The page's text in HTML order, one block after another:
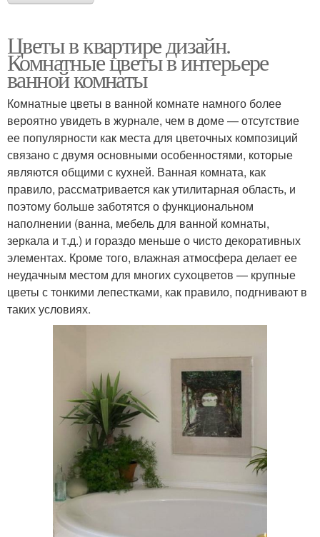
Цветы в квартире дизайн.
Комнатные цветы в интерьере
ванной комнаты
Комнатные цветы в ванной комнате намного более
вероятно увидеть в журнале, чем в доме — отсутствие
ее популярности как места для цветочных композиций
связано с двумя основными особенностями, которые
являются общими с кухней. Ванная комната, как
правило, рассматривается как утилитарная область, и
поэтому больше заботятся о функциональном
наполнении (ванна, мебель для ванной комнаты,
зеркала и т.д.) и гораздо меньше о чисто декоративных
элементах. Кроме того, влажная атмосфера делает ее
неудачным местом для многих сухоцветов — крупные
цветы с тонкими лепестками, как правило, подгнивают в
таких условиях.